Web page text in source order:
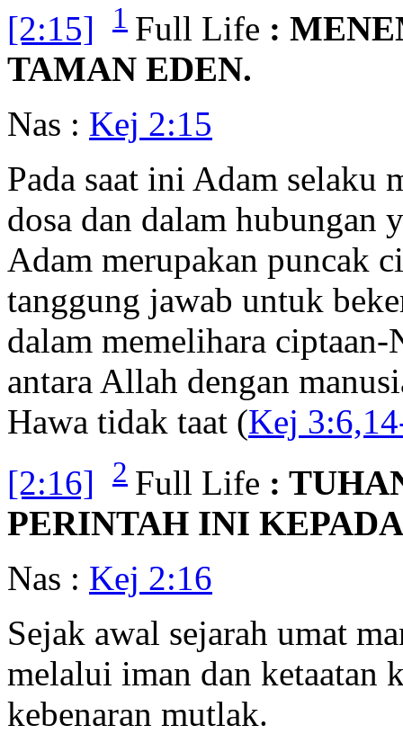
[2:15]
1 Full Life :
TAMAN EDEN.
Nas : Kej 2:15
Pada saat ini Adam selaku
dosa dan dalam hubungan
Adam merupakan puncak
tanggung jawab untuk
dalam memelihara
antara Allah dengan
Hawa tidak taat (Kej
[2:16]
2 Full Life :
PERINTAH INI
Nas : Kej 2:16
Sejak awal sejarah umat
melalui iman dan ketaatan
kebenaran mutlak.